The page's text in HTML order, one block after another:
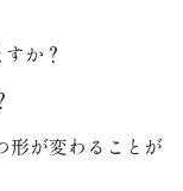
か？
形が変わることが